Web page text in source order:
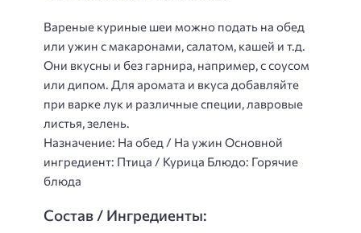
Вареные куриные шеи можно подать на обед
или ужин с макаронами, салатом, кашей и т.д.
Они вкусны и без гарнира, например, с соусом
или дипом. Для аромата и вкуса добавляйте
при варке лук и различные специи, лавровые
листья, зелень.
Назначение: На обед / На ужин Основной
ингредиент: Птица / Курица Блюдо: Горячие
блюда
Состав / Ингредиенты: